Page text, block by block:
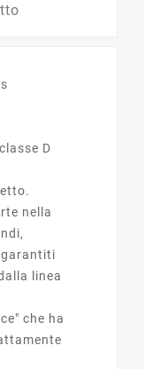
D
nella
garantiti
linea
che ha